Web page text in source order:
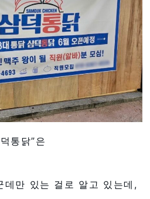
통닭”은
데만 있는 걸로 알고 있는데,